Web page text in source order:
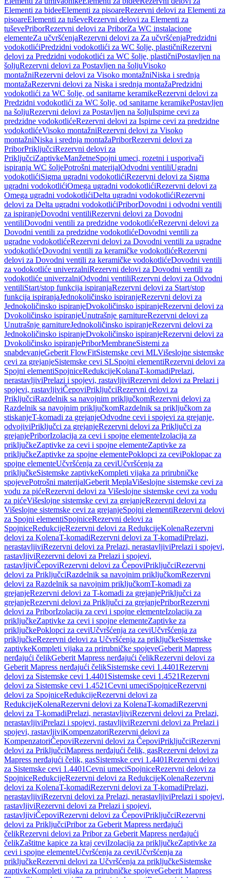
Elementi za bideeElementi za pisoareRezervni delovi za Elementi za
pisoareElementi za tuševeRezervni delovi za Elementi za
tuševePriborRezervni delovi za PriborZa WC instalacione
elementeZa učvršćenjaRezervni delovi za Za učvršćenjaPredzidni
vodokotlićiPredzidni vodokotlići za WC šolje, plastičniRezervni
delovi za Predzidni vodokotlići za WC šolje, plastičniPostavljen na
šoljuRezervni delovi za Postavljen na šoljuVisoko
montažniRezervni delovi za Visoko montažniNiska i srednja
montažaRezervni delovi za Niska i srednja montažaPredzidni
vodokotlići za WC šolje, od sanitarne keramikeRezervni delovi za
Predzidni vodokotlići za WC šolje, od sanitarne keramikePostavljen
na šoljuRezervni delovi za Postavljen na šoljuIspirne cevi za
predzidne vodokotlićeRezervni delovi za Ispirne cevi za predzidne
vodokotlićeVisoko montažniRezervni delovi za Visoko
montažniNiska i srednja montažaPriborRezervni delovi za
PriborPriključciRezervni delovi za
PriključciZaptivkeManžetneSpojni umeci, rozetni i usporivači
ispiranja WC šoljePotrošni materijalOdvodni ventiliUgradni
vodokotlićiSigma ugradni vodokotlićiRezervni delovi za Sigma
ugradni vodokotlićiOmega ugradni vodokotlićiRezervni delovi za
Omega ugradni vodokotlićiDelta ugradni vodokotlićiRezervni
delovi za Delta ugradni vodokotlićiPriborDovodni i odvodni ventili
za ispiranjeDovodni ventiliRezervni delovi za Dovodni
ventiliDovodni ventili za predzidne vodokotlićeRezervni delovi za
Dovodni ventili za predzidne vodokotlićeDovodni ventili za
ugradne vodokotlićeRezervni delovi za Dovodni ventili za ugradne
vodokotlićeDovodni ventili za keramičke vodokotlićeRezervni
delovi za Dovodni ventili za keramičke vodokotlićeDovodni ventili
za vodokotliće univerzalniRezervni delovi za Dovodni ventili za
vodokotliće univerzalniOdvodni ventiliRezervni delovi za Odvodni
ventiliStart/stop funkcija ispiranjaRezervni delovi za Start/stop
funkcija ispiranjaJednokoličinsko ispiranjeRezervni delovi za
Jednokoličinsko ispiranjeDvokoličinsko ispiranjeRezervni delovi za
Dvokoličinsko ispiranjeUnutrašnje garnitureRezervni delovi za
Unutrašnje garnitureJednokoličinsko ispiranjeRezervni delovi za
Jednokoličinsko ispiranjeDvokoličinsko ispiranjeRezervni delovi za
Dvokoličinsko ispiranjePriborMembraneSistemi za
snabdevanjeGeberit FlowFitSistemske cevi MLVišeslojne sistemske
cevi za grejanjeSistemske cevi SLSpojni elementiRezervni delovi za
Spojni elementiSpojniceRedukcijeKolanaT-komadiPrelazi,
nerastavljiviPrelazi i spojevi, rastavljiviRezervni delovi za Prelazi i
spojevi, rastavljiviČepoviPriključciRezervni delovi za
PriključciRazdelnik sa navojnim priključkomRezervni delovi za
Razdelnik sa navojnim priključkomRazdelnik sa priključkom za
stiskanjeT-komadi za grejanjeOdvodne cevi i spojevi za grejanje,
odvojiviPriključci za grejanjeRezervni delovi za Priključci za
grejanjePriborIzolacija za cevi i spojne elementeIzolacija za
priključkeZaptivke za cevi i spojne elementeZaptivke za
priključkeZaptivke za spojne elementePoklopci za ceviPoklopac za
spojne elementeUčvršćenja za ceviUčvršćenja za
priključkeSistemske zaptivkeKompleti vijaka za prirubničke
spojevePotrošni materijalGeberit MeplaVišeslojne sistemske cevi za
vodu za pićeRezervni delovi za Višeslojne sistemske cevi za vodu
za pićeVišeslojne sistemske cevi za grejanjeRezervni delovi za
Višeslojne sistemske cevi za grejanjeSpojni elementiRezervni delovi
za Spojni elementiSpojniceRezervni delovi za
SpojniceRedukcijeRezervni delovi za RedukcijeKolenaRezervni
delovi za KolenaT-komadiRezervni delovi za T-komadiPrelazi,
nerastavljiviRezervni delovi za Prelazi, nerastavljiviPrelazi i spojevi,
rastavljiviRezervni delovi za Prelazi i spojevi,
rastavljiviČepoviRezervni delovi za ČepoviPriključciRezervni
delovi za PriključciRazdelnik sa navojnim priključkomRezervni
delovi za Razdelnik sa navojnim priključkomT-komadi za
grejanjeRezervni delovi za T-komadi za grejanjePriključci za
grejanjeRezervni delovi za Priključci za grejanjePriborRezervni
delovi za PriborIzolacija za cevi i spojne elementeIzolacija za
priključkeZaptivke za cevi i spojne elementeZaptivke za
priključkePoklopci za ceviUčvršćenja za ceviUčvršćenja za
priključkeRezervni delovi za Učvršćenja za priključkeSistemske
zaptivkeKompleti vijaka za prirubničke spojeveGeberit Mapress
nerđajući čelikGeberit Mapress nerđajući čelikRezervni delovi za
Geberit Mapress nerđajući čelikSistemske cevi 1.4401Rezervni
delovi za Sistemske cevi 1.4401 Sistemske cevi 1.4521Rezervni
delovi za Sistemske cevi 1.4521Cevni umeciSpojniceRezervni
delovi za SpojniceRedukcijeRezervni delovi za
RedukcijeKolenaRezervni delovi za KolenaT-komadiRezervni
delovi za T-komadiPrelazi, nerastavljiviRezervni delovi za Prelazi,
nerastavljiviPrelazi i spojevi, rastavljiviRezervni delovi za Prelazi i
spojevi, rastavljiviKompenzatoriRezervni delovi za
KompenzatoriČepoviRezervni delovi za ČepoviPriključciRezervni
delovi za PriključciMapress nerđajući čelik, gasRezervni delovi za
Mapress nerđajući čelik, gasSistemske cevi 1.4401Rezervni delovi
za Sistemske cevi 1.4401Cevni umeciSpojniceRezervni delovi za
SpojniceRedukcijeRezervni delovi za RedukcijeKolenaRezervni
delovi za KolenaT-komadiRezervni delovi za T-komadiPrelazi,
nerastavljiviRezervni delovi za Prelazi, nerastavljiviPrelazi i spojevi,
rastavljiviRezervni delovi za Prelazi i spojevi,
rastavljiviČepoviRezervni delovi za ČepoviPriključciRezervni
delovi za PriključciPribor za Geberit Mapress nerđajući
čelikRezervni delovi za Pribor za Geberit Mapress nerđajući
čelikZaštitne kapice za kraj ceviIzolacija za priključkeZaptivke za
cevi i spojne elementeUčvršćenja za ceviUčvršćenja za
priključkeRezervni delovi za Učvršćenja za priključkeSistemske
zaptivkeKompleti vijaka za prirubničke spojeveGeberit Mapress